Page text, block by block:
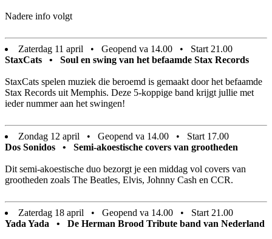
Nadere info volgt
Zaterdag 11 april • Geopend va 14.00 • Start 21.00
StaxCats • Soul en swing van het befaamde Stax Records
StaxCats spelen muziek die beroemd is gemaakt door het befaamde
Stax Records uit Memphis. Deze 5-koppige band krijgt jullie met
ieder nummer aan het swingen!
Zondag 12 april • Geopend va 14.00 • Start 17.00
Dos Sonidos • Semi-akoestische covers van grootheden
Dit semi-akoestische duo bezorgt je een middag vol covers van
grootheden zoals The Beatles, Elvis, Johnny Cash en CCR.
Zaterdag 18 april • Geopend va 14.00 • Start 21.00
Yada Yada • De Herman Brood Tribute band van Nederland